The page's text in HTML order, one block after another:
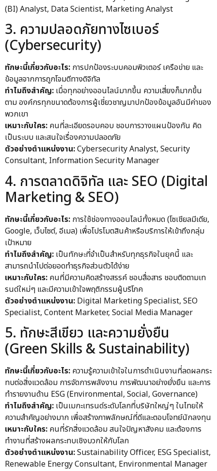
(BI) Analyst, Data Scientist, Marketing Analyst
3. ความปลอดภัยทางไซเบอร์
(Cybersecurity)
ทักษะนี้เกี่ยวกับอะไร: การปกป้องระบบคอมพิวเตอร์ เครือข่าย และ
ข้อมูลจากการถูกโจมตีทางดิจิทัล
ทำไมถึงสำคัญ: เมื่อทุกอย่างออนไลน์มากขึ้น ความเสี่ยงก็มากขึ้น
ตาม องค์กรทุกขนาดต้องการผู้เชี่ยวชาญมาปกป้องข้อมูลอันมีค่าของ
พวกเขา
เหมาะกับใคร: คนที่ละเอียดรอบคอบ ชอบการวางแผนป้องกัน คิด
เป็นระบบ และสนใจเรื่องความปลอดภัย
ตัวอย่างตำแหน่งงาน:Cybersecurity Analyst, Security
Consultant, Information Security Manager
4. การตลาดดิจิทัล และ SEO (Digital
Marketing & SEO)
ทักษะนี้เกี่ยวกับอะไร: การใช้ช่องทางออนไลน์ทั้งหมด (โซเชียลมีเดีย,
Google, เว็บไซต์, อีเมล) เพื่อโปรโมตสินค้าหรือบริการให้เข้าถึงกลุ่ม
เป้าหมาย
ทำไมถึงสำคัญ: เป็นทักษะที่จำเป็นสำหรับทุกธุรกิจในยุคนี้ และ
สามารถนำไปต่อยอดทำธุรกิจส่วนตัวได้ง่าย
เหมาะกับใคร: คนที่มีความคิดสร้างสรรค์ ชอบสื่อสาร ชอบติดตามเท
รนด์ใหม่ๆ และมีความเข้าใจพฤติกรรมผู้บริโภค
ตัวอย่างตำแหน่งงาน: Digital Marketing Specialist, SEO
Specialist, Content Marketer, Social Media Manager
5. ทักษะสีเขียว และความยั่งยืน
(Green Skills & Sustainability)
ทักษะนี้เกี่ยวกับอะไร: ความรู้ความเข้าใจในการดำเนินงานที่ลดผลกระ
ทบต่อสิ่งแวดล้อม การจัดการพลังงาน การพัฒนาอย่างยั่งยืน และการ
ทำรายงานด้าน ESG (Environmental, Social, Governance)
ทำไมถึงสำคัญ: เป็นเมกะเทรนด์ระดับโลกที่บริษัทใหญ่ๆ ในไทยให้
ความสำคัญอย่างมาก เพื่อสร้างภาพลักษณ์ที่ดีและตอบโจทย์นักลงทุน
เหมาะกับใคร: คนที่รักสิ่งแวดล้อม สนใจปัญหาสังคม และต้องการ
ทำงานที่สร้างผลกระทบเชิงบวกให้กับโลก
ตัวอย่างตำแหน่งงาน:Sustainability Officer, ESG Specialist,
Renewable Energy Consultant, Environmental Manager